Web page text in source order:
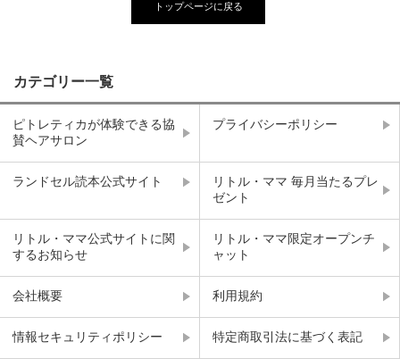
トップページに戻る
カテゴリー一覧
ピトレティカが体験できる協
賛ヘアサロン
プライバシーポリシー
ランドセル読本公式サイト
リトル・ママ 毎月当たるプレ
ゼント
リトル・ママ公式サイトに関
するお知らせ
リトル・ママ限定オープンチ
ャット
会社概要 利用規約
情報セキュリティポリシー 特定商取引法に基づく表記